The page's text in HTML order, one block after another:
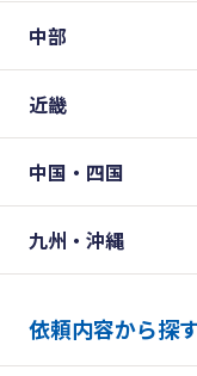
中部
近畿
中国・四国
九州・沖縄
依頼内容から探